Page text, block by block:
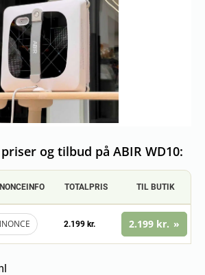
og tilbud på ABIR WD10:
TOTALPRIS TIL BUTIK
2.199 kr. 2.199 kr.